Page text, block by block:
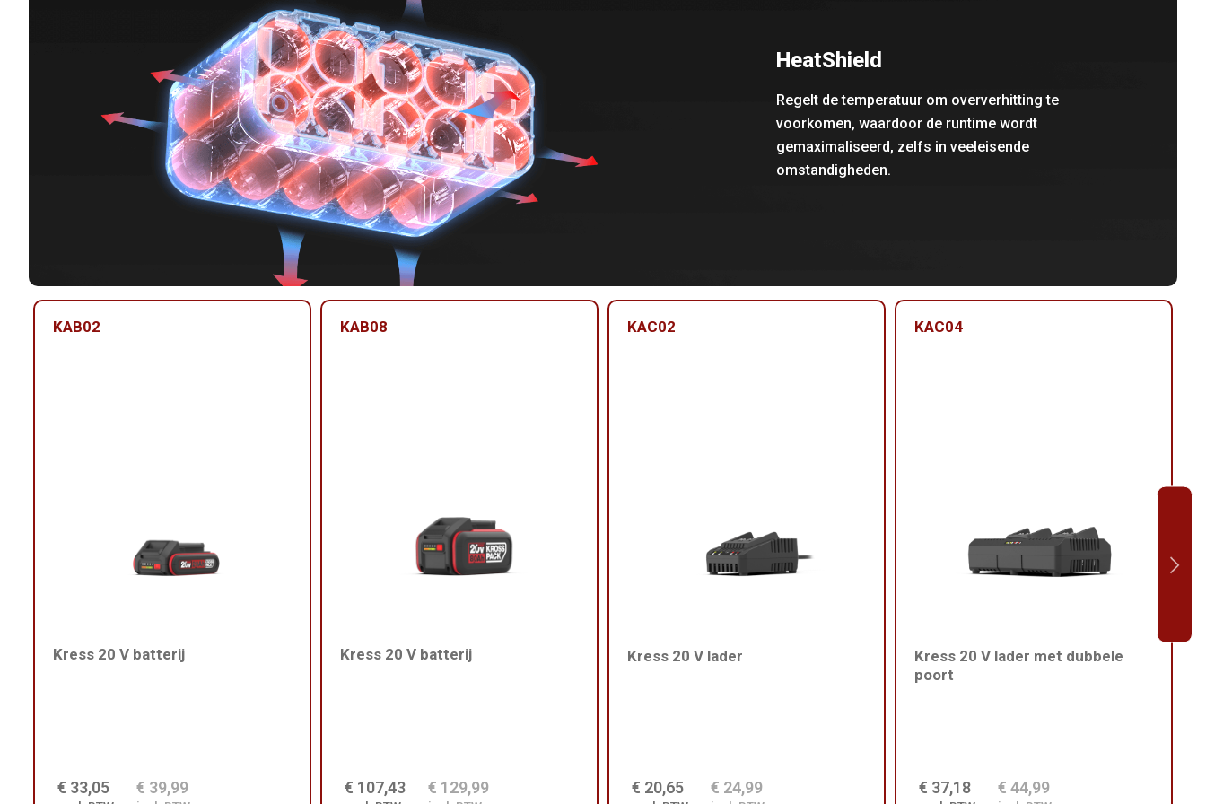
HeatShield
Regelt de temperatuur om oververhitting te
voorkomen, waardoor de runtime wordt
gemaximaliseerd, zelfs in veeleisende
omstandigheden.
KAB02
Kress 20 V batterij
€ 33,05 € 39,99
KAB08
Kress 20 V batterij
€ 107,43 € 129,99
KAC02
Kress 20 V lader
€ 20,65 € 24,99
KAC04
Kress 20 V lader met dubbele
poort
€ 37,18 € 44,99